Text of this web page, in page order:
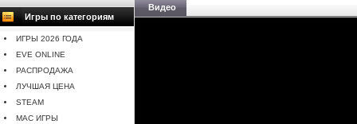
Игры по категориям
ИГРЫ 2026 ГОДА
EVE ONLINE
РАСПРОДАЖА
ЛУЧШАЯ ЦЕНА
STEAM
MAC ИГРЫ
Видео